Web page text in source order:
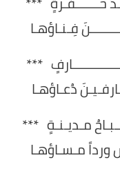
فِـنـاؤهـا
***
دُعـاؤهـا
مـديـنـةٍ ***
ورداً مـسـاؤهـا